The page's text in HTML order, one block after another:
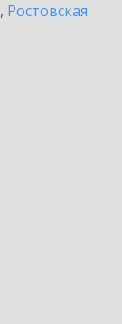
, Ростовская